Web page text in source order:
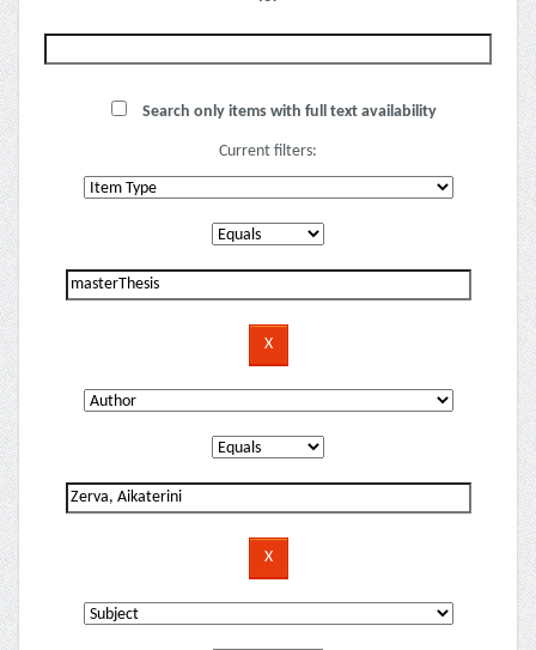
Search only items with full text availability
Current filters: